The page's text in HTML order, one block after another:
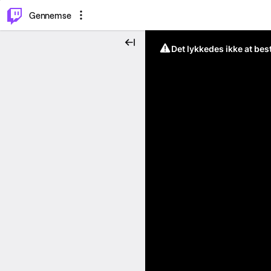
Gennemse
Det lykkedes ikke at